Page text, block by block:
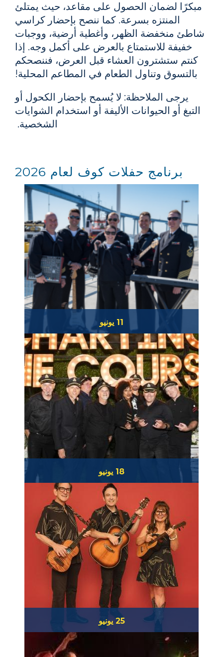
مبكرًا لضمان الحصول على مقاعد، حيث يمتلئ
المنتزه بسرعة. كما ننصح بإحضار كراسي
شاطئ منخفضة الظهر، وأغطية أرضية، ووجبات
خفيفة للاستمتاع بالعرض على أكمل وجه. إذا
كنتم ستشترون العشاء قبل العرض، فننصحكم
بالتسوق وتناول الطعام في المطاعم المحلية!
يرجى الملاحظة: لا يُسمح بإحضار الكحول أو
التبغ أو الحيوانات الأليفة أو استخدام الشوايات
الشخصية.
برنامج حفلات كوف لعام 2026
11 يونيو
المدمرون
18 يونيو
جمعية المد العالي
25 يونيو
عائلة مفاتيح سلاك